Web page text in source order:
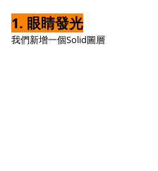
1. 眼睛發光
我們新增一個Solid圖層